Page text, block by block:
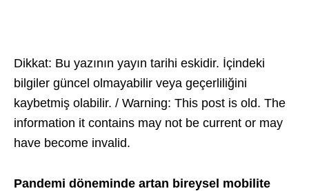
Dikkat: Bu yazının yayın tarihi eskidir. İçindeki
bilgiler güncel olmayabilir veya geçerliliğini
kaybetmiş olabilir. / Warning: This post is old. The
information it contains may not be current or may
have become invalid.
Pandemi döneminde artan bireysel mobilite